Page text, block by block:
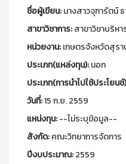
ชื่อผู้เขียน:นางสาวจุฑารัตน์
สาขาวิชาการ:สาขาวิชาบริห
หน่วยงาน:เกษตรจังหวัดสุร
ประเภท(แหล่งทุน):นอก
ประเภท(การนำไปใช้ประโยนช์
วันที่:15 ก.ย. 2559
แหน่งทุน:--ไม่ระบุข้อมูล--
สังกัด:คณะวิทยาการจัดการ
ปีงบประมาณ:2559